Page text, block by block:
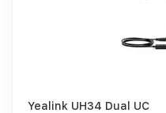
Yealink UH34 Dual UC